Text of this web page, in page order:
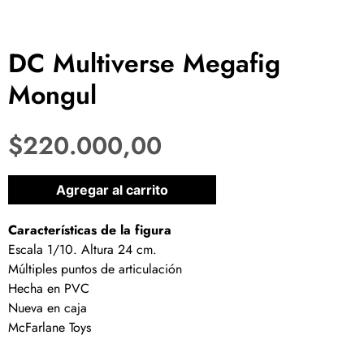
DC Multiverse Megafig
Mongul
$220.000,00
1 disponibles
Agregar al carrito
Características de la figura
Escala 1/10. Altura 24 cm.
Múltiples puntos de articulación
Hecha en PVC
Nueva en caja
McFarlane Toys